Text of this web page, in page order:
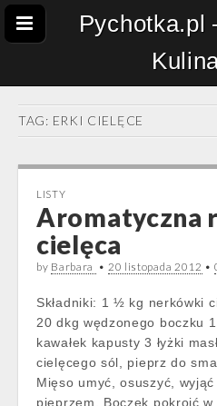
Pychotka.pl
TAG: ERKI CIELĘCE
LISTY
Aromatyczna
cielęca
by Barbara • 20 listopada 2012 •
Składniki: 1 ½ kg nerkówki
20 dkg wędzonego boczku
kawałek kapusty 3 łyżki
cielęcego sól, pieprz do
Mięso umyć, osuszyć,
pieprzem. Boczek pokroić